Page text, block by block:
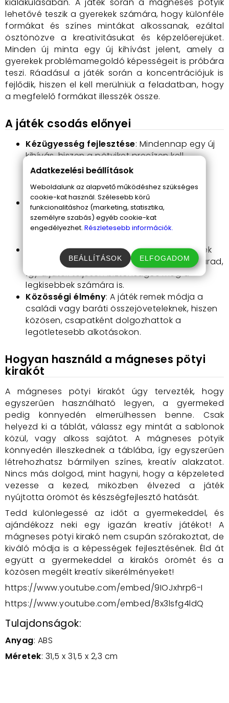
lehetővé teszik a gyerekek számára, hogy különféle
formákat és színes mintákat alkossanak, ezáltal
ösztönözve a kreativitásukat és képzelőerejüket.
Minden új minta egy új kihívást jelent, amely a
gyerekek problémamegoldó képességeit is próbára
teszi. Ráadásul a játék során a koncentrációjuk is
fejlődik, hiszen el kell merülniük a feladatban, hogy
a megfelelő formákat illesszék össze.
A játék csodás előnyei
Kézügyesség fejlesztése: Mindennap egy új
kihívás, hiszen a pötyiket precízen kell
összeilleszteni, ami nagyszerűen fejleszti a
készségeket.
Kreativitás növelése: Az élénk színek és
különböző formák világában élvezettel
alkothatsz, így gyermekeid saját kreatív
Biztonságos és tartós: A mágneses elemek
biztosítják, hogy minden pötyi a helyén marad,
így a játék teljesen biztonságos még a
legkisebbek számára is.
Közösségi élmény: A játék remek módja a
családi vagy baráti összejöveteleknek, hiszen
közösen, csapatként dolgozhattok a
legötletesebb alkotásokon.
Hogyan használd a mágneses pötyi
kirakót
A mágneses pötyi kirakót úgy tervezték, hogy
egyszerűen használható legyen, a gyermeked
pedig könnyedén elmerülhessen benne. Csak
helyezd ki a táblát, válassz egy mintát a sablonok
közül, vagy alkoss sajátot. A mágneses pötyik
könnyedén illeszkednek a táblába, így egyszerűen
létrehozhatsz bármilyen színes, kreatív alakzatot.
Nincs más dolgod, mint hagyni, hogy a képzeleted
vezesse a kezed, miközben élvezed a játék
nyújtotta örömöt és készségfejlesztő hatását.
Tedd különlegessé az időt a gyermekeddel, és
ajándékozz neki egy igazán kreatív játékot! A
mágneses pötyi kirakó nem csupán szórakoztat, de
kiváló módja is a képességek fejlesztésének. Éld át
együtt a gyermekeddel a kirakós örömét és a
közösen megélt kreatív sikerélményeket!
https://www.youtube.com/embed/9IOJxhrp6-I
https://www.youtube.com/embed/8x3lsfg4ldQ
Tulajdonságok:
Anyag: ABS
Méretek: 31,5 x 31,5 x 2,3 cm
Adatkezelési beállítások
Weboldalunk az alapvető működéshez szükséges
cookie-kat használ. Szélesebb körű
funkcionalitáshoz (marketing, statisztika,
személyre szabás) egyéb cookie-kat
engedélyezhet. Részletesebb információk.
BEÁLLÍTÁSOK ELFOGADOM